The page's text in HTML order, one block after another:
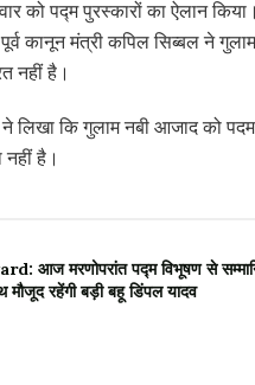
को पद्म पुरस्कारों का ऐलान
कानून मंत्री कपिल सिब्बल ने गुलाम
नहीं है।
कि गुलाम नबी आजाद को
है।
आज मरणोपरांत पद्म विभूषण से
रहेंगी बड़ी बहू डिंपल यादव